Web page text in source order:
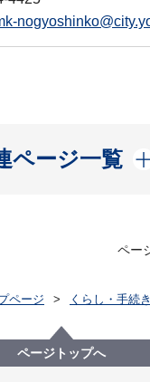
ページ一覧
開く
ペー
ページ
くらし・手続き
組「買う・味わう」
畜産物を味わう(よこはま
ページトップへ